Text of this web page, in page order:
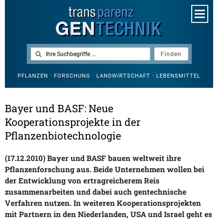
PFLANZEN · FORSCHUNG · LANDWIRTSCHAFT · LEBENSMITTEL
Bayer und BASF: Neue
Kooperationsprojekte in der
Pflanzenbiotechnologie
(17.12.2010) Bayer und BASF bauen weltweit ihre
Pflanzenforschung aus. Beide Unternehmen wollen bei
der Entwicklung von ertragreicherem Reis
zusammenarbeiten und dabei auch gentechnische
Verfahren nutzen. In weiteren Kooperationsprojekten
mit Partnern in den Niederlanden, USA und Israel geht es